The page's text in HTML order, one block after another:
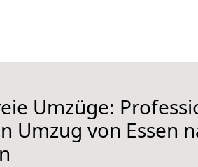
Umzüge:
Umzug von Essen